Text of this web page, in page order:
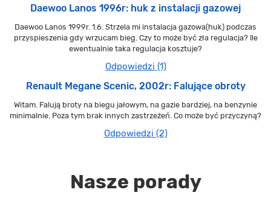
Daewoo Lanos 1996r: huk z instalacji gazowej
Daewoo Lanos 1999r. 1.6. Strzela mi instalacja gazowa(huk) podczas
przyspieszenia gdy wrzucam bieg. Czy to może być zła regulacja? Ile
ewentualnie taka regulacja kosztuje?
Odpowiedzi (1)
Renault Megane Scenic, 2002r: Falujące obroty
Witam. Falują broty na biegu jałowym, na gazie bardziej, na benzynie
minimalnie. Poza tym brak innych zastrzeżeń. Co może być przyczyną?
Odpowiedzi (2)
Nasze porady